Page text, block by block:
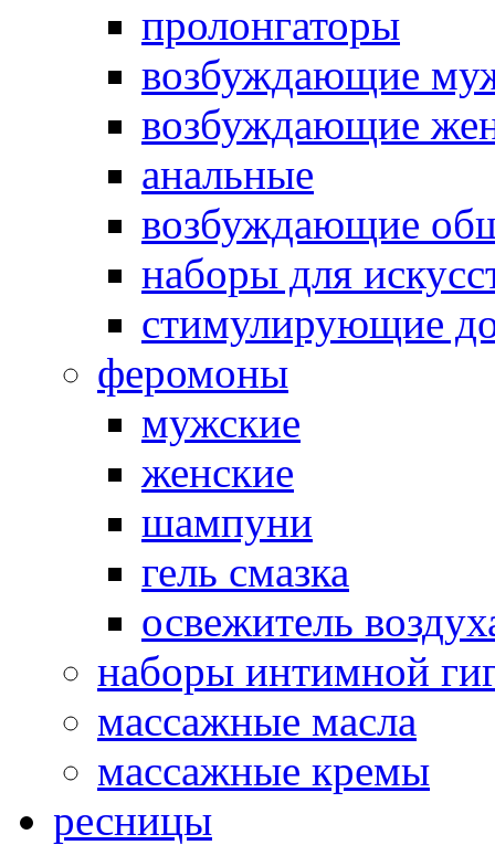
пролонгаторы
возбуждающие
возбуждающие
анальные
возбуждающие
наборы для
стимулирующие
феромоны
мужские
женские
шампуни
гель смазка
освежитель
наборы интимной
массажные масла
массажные кремы
ресницы